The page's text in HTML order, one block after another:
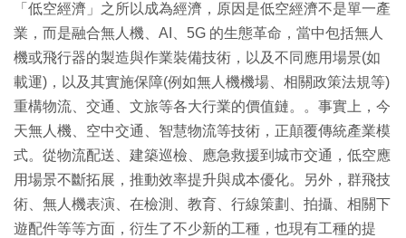
「低空經濟」之所以成為經濟，原因是低空經濟不是單一產
業，而是融合無人機、AI、5G 的生態革命，當中包括無人
機或飛行器的製造與作業裝備技術，以及不同應用場景(如
載運)，以及其實施保障(例如無人機機場、相關政策法規等)
重構物流、交通、文旅等各大行業的價值鏈。。事實上，今
天無人機、空中交通、智慧物流等技術，正顛覆傳統產業模
式。從物流配送、建築巡檢、應急救援到城市交通，低空應
用場景不斷拓展，推動效率提升與成本優化。另外，群飛技
術、無人機表演、在檢測、教育、行線策劃、拍攝、相關下
遊配件等等方面，衍生了不少新的工種，也現有工種的提